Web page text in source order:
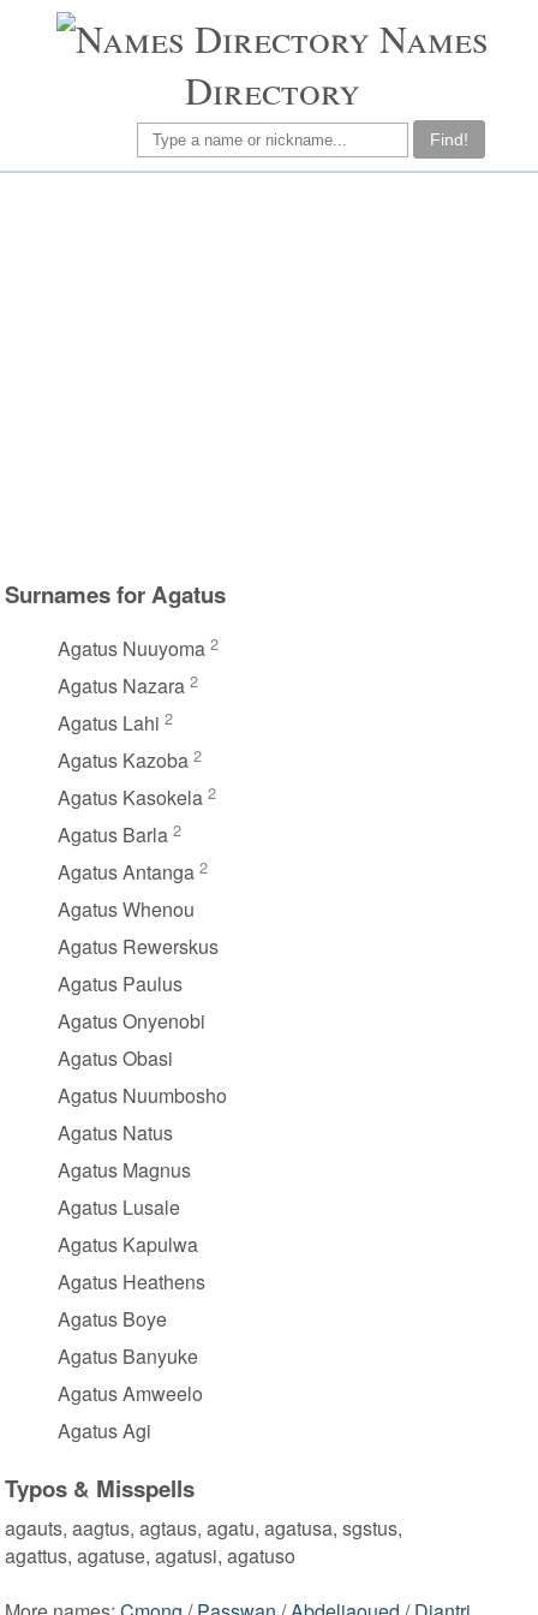
Names
Directory
Find!
Surnames for Agatus
Agatus Nuuyoma 2
Agatus Nazara 2
Agatus Lahi 2
Agatus Kazoba 2
Agatus Kasokela 2
Agatus Barla 2
Agatus Antanga 2
Agatus Whenou
Agatus Rewerskus
Agatus Paulus
Agatus Onyenobi
Agatus Obasi
Agatus Nuumbosho
Agatus Natus
Agatus Magnus
Agatus Lusale
Agatus Kapulwa
Agatus Heathens
Agatus Boye
Agatus Banyuke
Agatus Amweelo
Agatus Agi
Typos & Misspells
agauts, aagtus, agtaus, agatu, agatusa, sgstus,
agattus, agatuse, agatusi, agatuso